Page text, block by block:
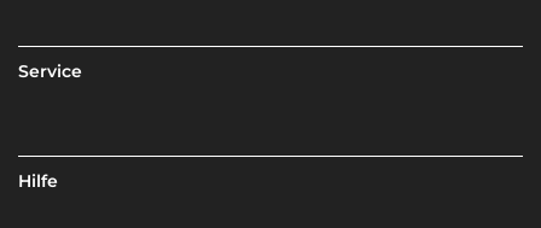
Service
Hilfe